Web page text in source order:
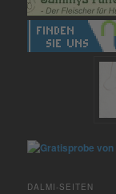
DALMI-SEITEN